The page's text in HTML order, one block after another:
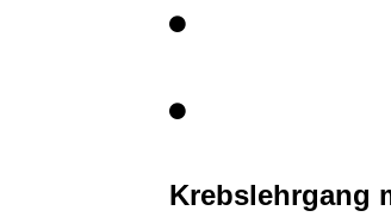
Krebslehrgang